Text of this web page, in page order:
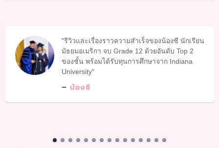
รีวิวและเรื่องราวความสำเร็จของน้องซี นักเรียน
มัธยมอเมริกา จบ Grade 12 ด้วยอันดับ Top 2
ของชั้น พร้อมได้รับทุนการศึกษาจาก Indiana
University
น้องซี